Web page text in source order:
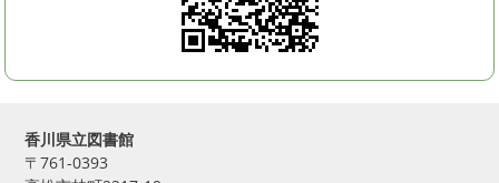
香川県立図書館
〒761-0393